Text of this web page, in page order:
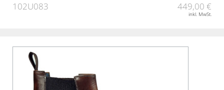
102U083 449,00 €
inkl. MwSt.